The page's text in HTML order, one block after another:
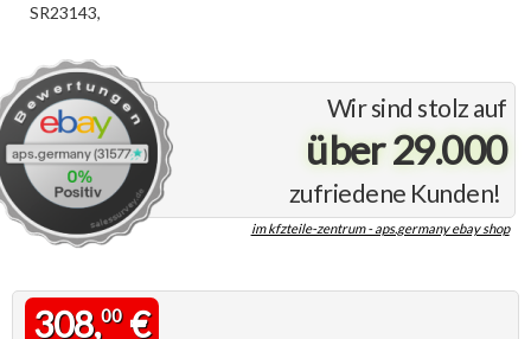
Wir sind stolz auf
über 29.000
zufriedene Kunden!
im kfzteile-zentrum - aps.germany ebay shop
SR23143,
308,00€